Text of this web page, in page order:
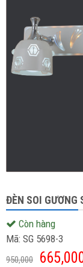
ĐÈN SOI GƯƠNG
Còn hàng
Mã: SG 5698-3
950,000